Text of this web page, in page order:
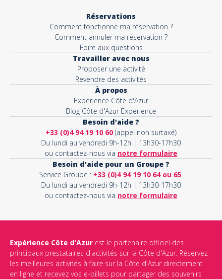
Réservations
Comment fonctionne ma réservation ?
Comment annuler ma réservation ?
Foire aux questions
Travailler avec nous
Proposer une activité
Revendre des activités
À propos
Expérience Côte d'Azur
Blog Côte d'Azur Experience
Besoin d'aide ?
+33 (0)4 94 19 10 60 (appel non surtaxé)
Du lundi au vendredi 9h-12h | 13h30-17h30
ou contactez-nous via notre formulaire
Besoin d'aide pour un Groupe ?
Service Groupe : +33 (0)4 94 19 10 64 ou 65
Du lundi au vendredi 9h-12h | 13h30-17h30
ou contactez-nous via notre formulaire
Expérience Côte d'Azur est le partenaire officiel des
principaux prestataires d'activités sur la Côte d'Azur. Réservez
les meilleures activités à faire sur la Côte d'Azur directement
en ligne et recevez vos e-billets pour partager des souvenirs